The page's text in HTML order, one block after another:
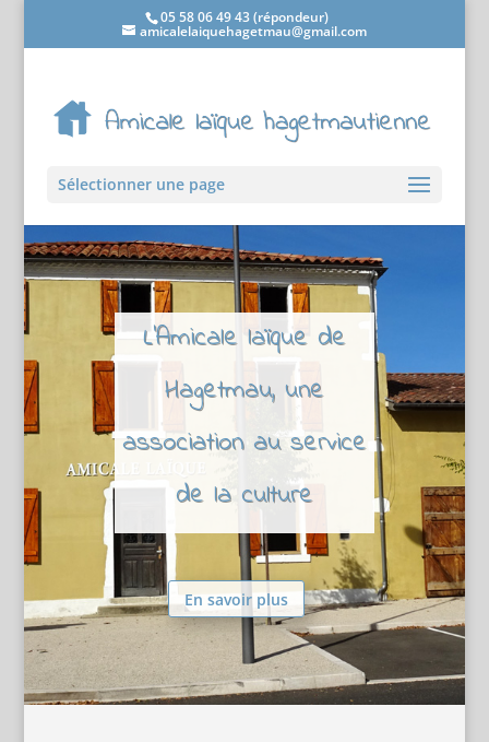
05 58 06 49 43 (répondeur)
amicalelaiquehagetmau@gmail.com
Sélectionner une page
L'Amicale laïque de
Hagetmau, une
association au service
de la culture
En savoir plus